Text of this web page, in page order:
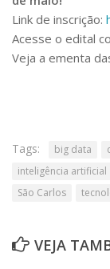
Link de inscrição:
Acesse o edital
Veja a ementa
Tags: big data
inteligência artificial
São Carlos
VEJA